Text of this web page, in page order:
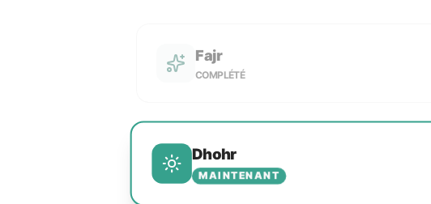
Fajr
COMPLÉTÉ
Dhohr
MAINTENANT